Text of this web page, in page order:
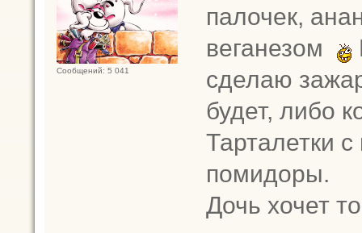
Сообщений: 5 041
палочек,
веганезом
сделаю
будет, либо
Тарталетки
помидоры.
Дочь хочет